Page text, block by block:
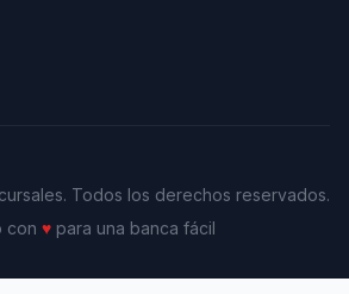
Todos los derechos reservados.
con ♥para una banca fácil